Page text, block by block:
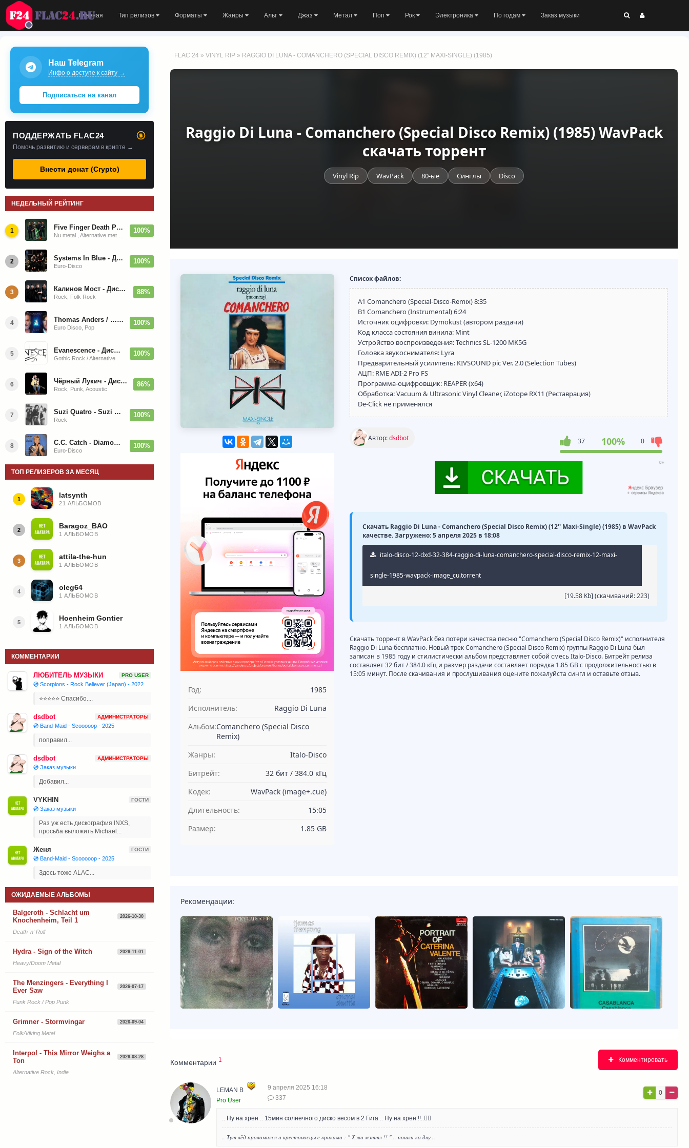
Главная Тип релизов Форматы Жанры Альт Джаз Метал Поп Рок Электроника По годам Заказ музыки
FLAC 24 » VINYL RIP » RAGGIO DI LUNA - COMANCHERO (SPECIAL DISCO REMIX) (12'' MAXI-SINGLE) (1985)
Raggio Di Luna - Comanchero (Special Disco Remix) (1985) WavPack
скачать торрент
Vinyl Rip WavPack 80-ые Синглы Disco
Год:
1985
Исполнитель:
Raggio Di Luna
Альбом:Comanchero (Special Disco
Remix)
Жанры:
Italo-Disco
Битрейт:
32 бит / 384.0 кГц
Кодек:
WavPack (image+.cue)
Длительность:
15:05
Размер:
1.85 GB
Список файлов:
A1 Comanchero (Special-Disco-Remix) 8:35
B1 Comanchero (Instrumental) 6:24
Источник оцифровки: Dymokust (автором раздачи)
Код класса состояния винила: Mint
Устройство воспроизведения: Technics SL-1200 MK5G
Головка звукоснимателя: Lyra
Предварительный усилитель: KIVSOUND pic Ver. 2.0 (Selection Tubes)
АЦП: RME ADI-2 Pro FS
Программа-оцифровщик: REAPER (x64)
Обработка: Vacuum & Ultrasonic Vinyl Cleaner, iZotope RX11 (Реставрация)
De-Click не применялся
Автор:dsdbot 37 100% 0
Скачать Raggio Di Luna - Comanchero (Special Disco Remix) (12'' Maxi-Single) (1985) в WavPack
качестве. Загружено: 5 апреля 2025 в 18:08
italo-disco-12-dxd-32-384-raggio-di-luna-comanchero-special-disco-remix-12-maxi-
single-1985-wavpack-image_cu.torrent
[19.58 Kb] (cкачиваний: 223)
Скачать торрент в WavPack без потери качества песню "Comanchero (Special Disco Remix)" исполнителя
Raggio Di Luna бесплатно. Новый трек Comanchero (Special Disco Remix) группы Raggio Di Luna был
записан в 1985 году и стилистически альбом представляет собой смесь Italo-Disco. Битрейт релиза
составляет 32 бит / 384.0 кГц и размер раздачи составляет порядка 1.85 GB с продолжительностью в
15:05 минут. После скачивания и прослушивания оцените пожалуйста сингл и оставьте отзыв.
Рекомендации:
Комментарии 1 Комментировать
LEMAN B
Pro User
9 апреля 2025 16:18
337
0
.. Ну на хрен .. 15мин солнечного диско весом в 2 Гига .. Ну на хрен !!..🏴‍☠️
.. Тут лёд проломился и крестоносцы с криками : " Хэви мэттл !! " .. пошли ко дну ..
Наш Telegram
Инфо о доступе к сайту →
Подписаться на канал
ПОДДЕРЖАТЬ FLAC24
Помочь развитию и серверам в крипте →
Внести донат (Crypto)
НЕДЕЛЬНЫЙ РЕЙТИНГ
1 Five Finger Death Punch - Дискография (2008-2026) 100%
2 Systems In Blue - Дискография (2020-2026)
Euro-Disco
100%
3 Калинов Мост - Дискография (1986-2026)
Rock, Folk Rock
88%
4 Thomas Anders / … Sings Modern Talking: The Best hi-res
Euro Disco, Pop
100%
5 Evanescence - Дискография (1998-2026)
Gothic Rock / Alternative
100%
6 Чёрный Лукич - Дискография (1987-2014)
Rock, Punk, Acoustic
86%
7 Suzi Quatro - Suzi Quatro (Bonus Tracks, Remaster) 1973/2022
Rock
100%
8 C.C. Catch - Diamonds. Her Greatest Hits 1988
Euro-Disco
100%
ТОП РЕЛИЗЕРОВ ЗА МЕСЯЦ
1 latsynth
21 АЛЬБОМОВ
2 Baragoz_BAO
1 АЛЬБОМОВ
3 attila-the-hun
1 АЛЬБОМОВ
4 oleg64
1 АЛЬБОМОВ
5 Hoenheim Gontier
1 АЛЬБОМОВ
КОММЕНТАРИИ
ЛЮБИТЕЛЬ МУЗЫКИ PRO USER
💿 Scorpions - Rock Believer (Japan) - 2022
⭐⭐⭐⭐⭐ Спасибо....
dsdbot АДМИНИСТРАТОРЫ
💿 Band-Maid - Scooooop - 2025
поправил...
dsdbot АДМИНИСТРАТОРЫ
💿 Заказ музыки
Добавил...
VYKHIN ГОСТИ
💿 Заказ музыки
Раз уж есть дискография INXS,
просьба выложить Michael...
Женя ГОСТИ
💿 Band-Maid - Scooooop - 2025
Здесь тоже ALAC...
ОЖИДАЕМЫЕ АЛЬБОМЫ
Balgeroth - Schlacht um
Knochenheim, Teil 1
2026-10-30
Death 'n' Roll
Hydra - Sign of the Witch 2026-11-01
Heavy/Doom Metal
The Menzingers - Everything I
Ever Saw
2026-07-17
Punk Rock / Pop Punk
Grimner - Stormvingar 2026-09-04
Folk/Viking Metal
Interpol - This Mirror Weighs a
Ton
2026-08-28
Alternative Rock, Indie